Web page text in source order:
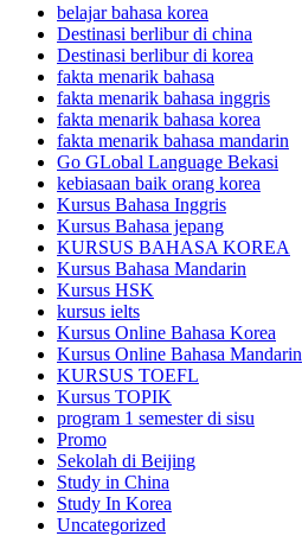
belajar bahasa korea
Destinasi berlibur di china
Destinasi berlibur di korea
fakta menarik bahasa
fakta menarik bahasa inggris
fakta menarik bahasa korea
fakta menarik bahasa mandarin
Go GLobal Language Bekasi
kebiasaan baik orang korea
Kursus Bahasa Inggris
Kursus Bahasa jepang
KURSUS BAHASA KOREA
Kursus Bahasa Mandarin
Kursus HSK
kursus ielts
Kursus Online Bahasa Korea
Kursus Online Bahasa Mandarin
KURSUS TOEFL
Kursus TOPIK
program 1 semester di sisu
Promo
Sekolah di Beijing
Study in China
Study In Korea
Uncategorized